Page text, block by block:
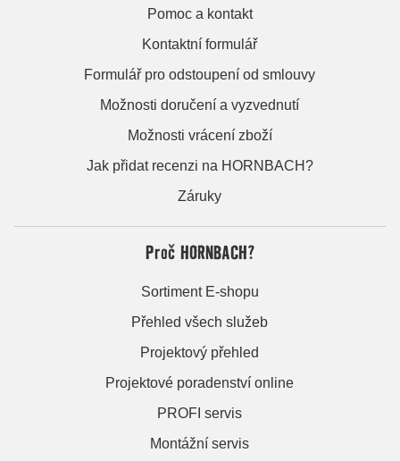
Pomoc a kontakt
Kontaktní formulář
Formulář pro odstoupení od smlouvy
Možnosti doručení a vyzvednutí
Možnosti vrácení zboží
Jak přidat recenzi na HORNBACH?
Záruky
Proč HORNBACH?
Sortiment E-shopu
Přehled všech služeb
Projektový přehled
Projektové poradenství online
PROFI servis
Montážní servis